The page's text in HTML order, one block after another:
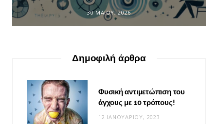
30 ΜΑΪ́ΟΥ, 2026
Δημοφιλή άρθρα
Φυσική αντιμετώπιση του
άγχους με 10 τρόπους!
12 ΙΑΝΟΥΑΡΊΟΥ, 2023